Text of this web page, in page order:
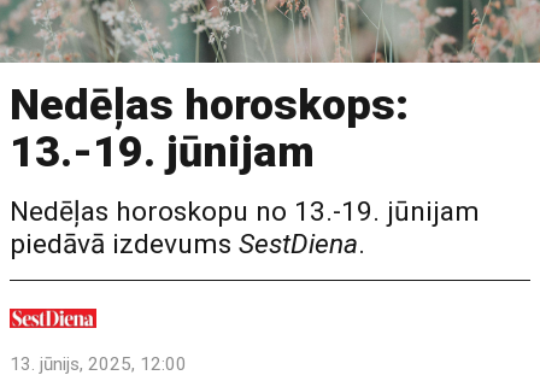
Nedēļas horoskops:
13.-19. jūnijam
Nedēļas horoskopu no 13.-19. jūnijam
piedāvā izdevumsSestDiena.
13. jūnijs, 2025, 12:00